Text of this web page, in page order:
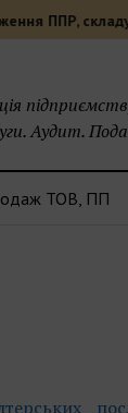
Аудит.
ТОВ, ПП
складу